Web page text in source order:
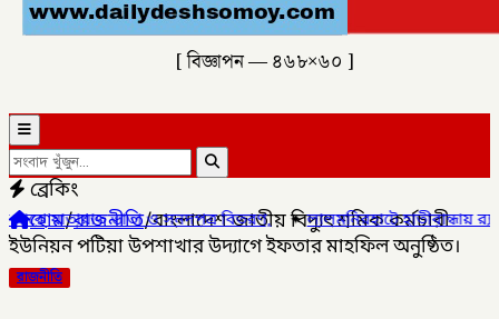
[ বিজ্ঞাপন — ৪৬৮×৬০ ]
ব্রেকিং
সনদপত্র বিতরণ,✦লালমনিরহাটে হাতীবান্ধায় র‌্যাব-১৩ অভিযানে
হোম/রাজনীতি/বাংলাদেশ জাতীয় বিদ্যুৎ শ্রমিক কর্মচারী
ইউনিয়ন পটিয়া উপশাখার উদ্যাগে ইফতার মাহফিল অনুষ্ঠিত।
রাজনীতি